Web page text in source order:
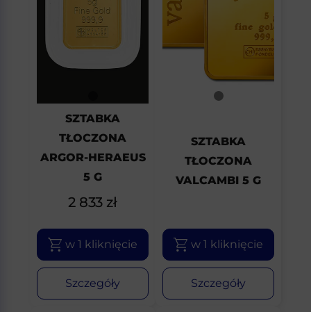
SZTABKA
TŁOCZONA
ARGOR-HERAEUS
5 G
2 833 zł
w 1 kliknięcie
Szczegóły
SZTABKA
TŁOCZONA
VALCAMBI 5 G
w 1 kliknięcie
Szczegóły